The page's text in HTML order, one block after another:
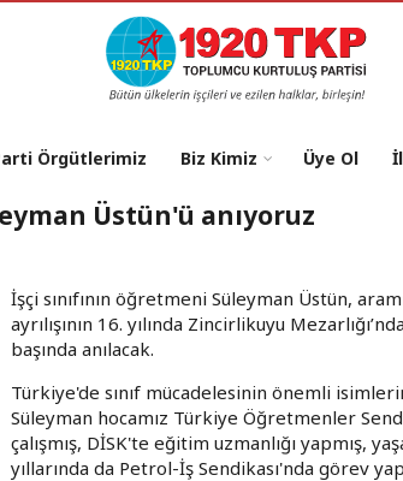
Örgütlerimiz Biz Kimiz Üye Ol
Üstün'ü anıyoruz
İşçi sınıfının öğretmeni Süleyman Üstün,
ayrılışının 16. yılında Zincirlikuyu
başında anılacak.
Türkiye'de sınıf mücadelesinin önemli
Süleyman hocamız Türkiye Öğretmenler
çalışmış, DİSK'te eğitim uzmanlığı yapmış,
yıllarında da Petrol-İş Sendikası'nda görev